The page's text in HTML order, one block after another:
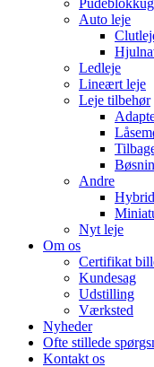
Auto leje
Ledleje
Lineært leje
Leje tilbehør
Andre
Nyt leje
Om os
Certifikat
Kundesag
Udstilling
Værksted
Nyheder
Ofte stillede
Kontakt os